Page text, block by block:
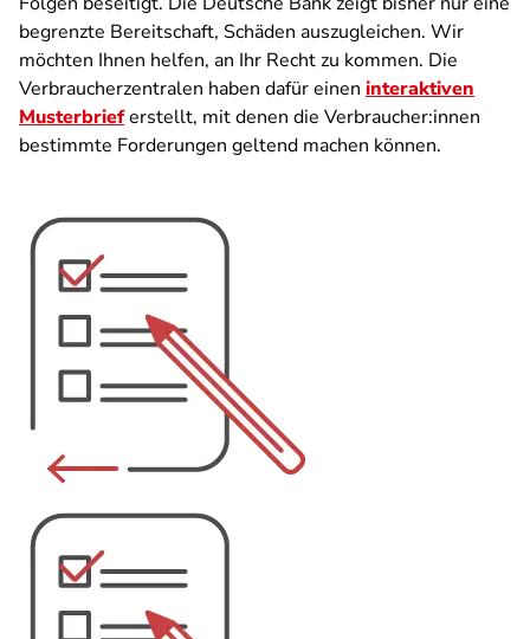
begrenzte Bereitschaft, Schäden auszugleichen. Wir
möchten Ihnen helfen, an Ihr Recht zu kommen. Die
Verbraucherzentralen haben dafür einen interaktiven
Musterbrieferstellt, mit denen die Verbraucher:innen
bestimmte Forderungen geltend machen können.